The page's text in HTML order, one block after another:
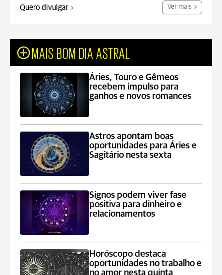
Quero divulgar Ver mais
MAIS BOM DIA ASTRAL
Áries, Touro e Gêmeos
recebem impulso para
ganhos e novos romances
Astros apontam boas
oportunidades para Áries e
Sagitário nesta sexta
Signos podem viver fase
positiva para dinheiro e
relacionamentos
Horóscopo destaca
oportunidades no trabalho e
no amor nesta quinta